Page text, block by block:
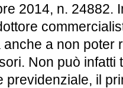
2014, n. 24882.
a non
Non può
il